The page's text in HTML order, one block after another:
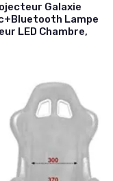
Galaxie
Lampe
LED Chambre,